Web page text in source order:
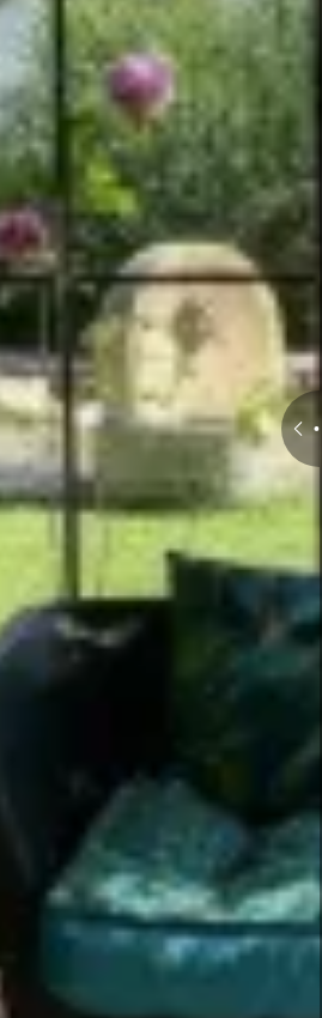
Départ
8
Août 2026
Demande de
réservation